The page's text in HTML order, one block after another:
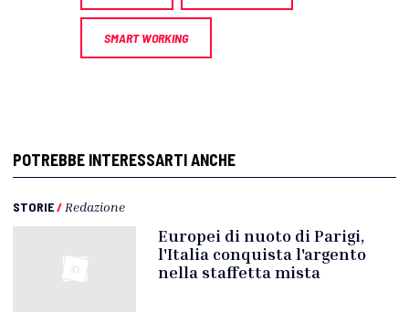
SMART WORKING
POTREBBE INTERESSARTI ANCHE
STORIE/ Redazione
Europei di nuoto di Parigi,
l'Italia conquista l'argento
nella staffetta mista